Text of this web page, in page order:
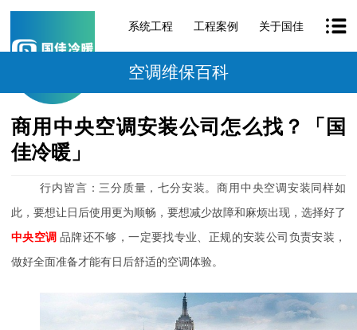
系统工程 工程案例 关于国佳
空调维保百科
商用中央空调安装公司怎么找？「国
佳冷暖」
行内皆言：三分质量，七分安装。商用中央空调安装同样如
此，要想让日后使用更为顺畅，要想减少故障和麻烦出现，选择好了
中央空调 品牌还不够，一定要找专业、正规的安装公司负责安装，
做好全面准备才能有日后舒适的空调体验。